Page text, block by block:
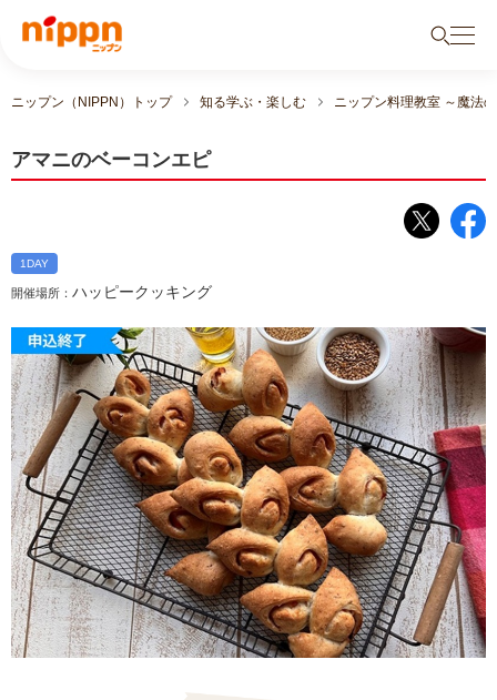
ニップン（NIPPN）トップ 知る学ぶ・楽しむ ニップン料理教室 ～魔法
アマニのベーコンエピ
1DAY
開催場所： ハッピークッキング